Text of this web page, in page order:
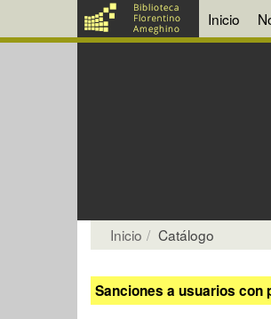
Inicio
Inicio Catálogo
Sanciones a usuarios